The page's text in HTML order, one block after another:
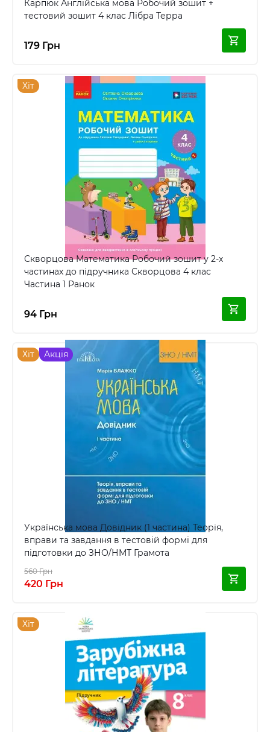
Карпюк Англійська мова Робочий зошит +
тестовий зошит 4 клас Лібра Терра
179 Грн
Хіт
Скворцова Математика Робочий зошит у 2-х
частинах до підручника Скворцова 4 клас
Частина 1 Ранок
94 Грн
Хіт Акція
Українська мова Довідник (1 частина) Теорія,
вправи та завдання в тестовій формі для
підготовки до ЗНО/НМТ Грамота
560 Грн
420 Грн
Хіт